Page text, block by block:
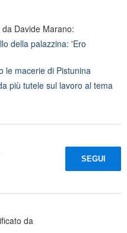
Davide Marano:
della palazzina: 'Ero
le macerie di Pistunina
più tutele sul lavoro al tema
SEGUI
da